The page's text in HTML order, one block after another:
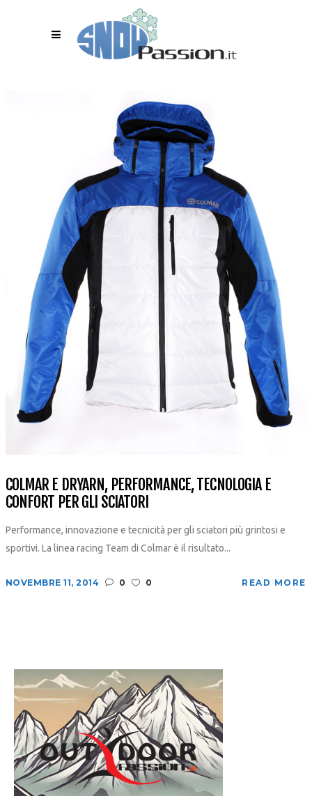
COLMAR E DRYARN, PERFORMANCE, TECNOLOGIA E
CONFORT PER GLI SCIATORI
Performance, innovazione e tecnicità per gli sciatori più grintosi e
sportivi. La linea racing Team di Colmar è il risultato...
NOVEMBRE 11, 2014 0 0 READ MORE